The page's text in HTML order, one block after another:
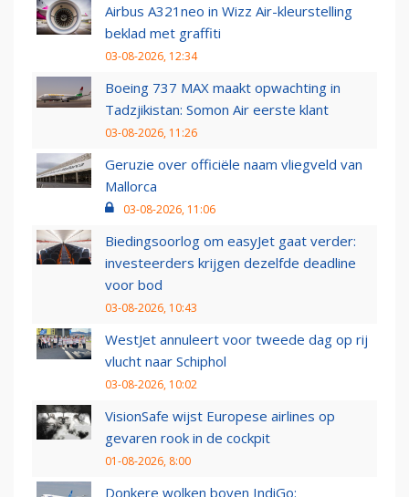
Airbus A321neo in Wizz Air-kleurstelling
beklad met graffiti
03-08-2026, 12:34
Boeing 737 MAX maakt opwachting in
Tadzjikistan: Somon Air eerste klant
03-08-2026, 11:26
Geruzie over officiële naam vliegveld van
Mallorca
03-08-2026, 11:06
Biedingsoorlog om easyJet gaat verder:
investeerders krijgen dezelfde deadline
voor bod
03-08-2026, 10:43
WestJet annuleert voor tweede dag op rij
vlucht naar Schiphol
03-08-2026, 10:02
VisionSafe wijst Europese airlines op
gevaren rook in de cockpit
01-08-2026, 8:00
Donkere wolken boven IndiGo: